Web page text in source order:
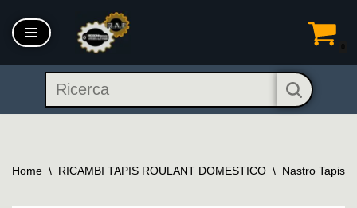
Vai
contenuto
Home \ RICAMBI TAPIS ROULANT DOMESTICO \ Nastro Tapis